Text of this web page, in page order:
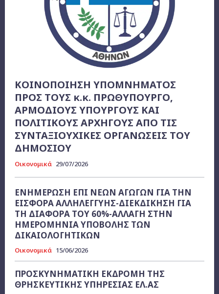
ΚΟΙΝΟΠΟΙΗΣΗ ΥΠΟΜΝΗΜΑΤΟΣ
ΠΡΟΣ ΤΟΥΣ κ.κ. ΠΡΩΘΥΠΟΥΡΓΟ,
ΑΡΜΟΔΙΟΥΣ ΥΠΟΥΡΓΟΥΣ ΚΑΙ
ΠΟΛΙΤΙΚΟΥΣ ΑΡΧΗΓΟΥΣ ΑΠΟ ΤΙΣ
ΣΥΝΤΑΞΙΟΥΧΙΚΕΣ ΟΡΓΑΝΩΣΕΙΣ ΤΟΥ
ΔΗΜΟΣΙΟΥ
Οικονομικά 29/07/2026
ΕΝΗΜΕΡΩΣΗ ΕΠΙ ΝΕΩΝ ΑΓΩΓΩΝ ΓΙΑ ΤΗΝ
ΕΙΣΦΟΡΑ ΑΛΛΗΛΕΓΓΥΗΣ-ΔΙΕΚΔΙΚΗΣΗ ΓΙΑ
ΤΗ ΔΙΑΦΟΡΑ ΤΟΥ 60%-ΑΛΛΑΓΗ ΣΤΗΝ
ΗΜΕΡΟΜΗΝΙΑ ΥΠΟΒΟΛΗΣ ΤΩΝ
ΔΙΚΑΙΟΛΟΓΗΤΙΚΩΝ
Οικονομικά 15/06/2026
ΠΡΟΣΚΥΝΗΜΑΤΙΚΗ ΕΚΔΡΟΜΗ ΤΗΣ
ΘΡΗΣΚΕΥΤΙΚΗΣ ΥΠΗΡΕΣΙΑΣ ΕΛ.ΑΣ